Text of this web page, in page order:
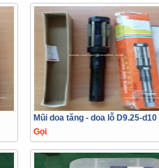
Mũi doa tăng - doa lỗ D9.25-d10
Gọi